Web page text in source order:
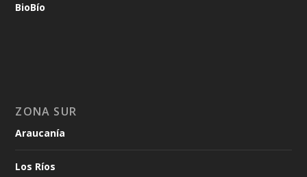
BioBío
ZONA SUR
Araucanía
Los Ríos